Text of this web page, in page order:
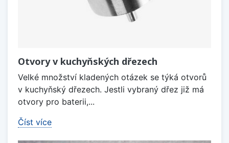
Otvory v kuchyňských dřezech
Velké množství kladených otázek se týká otvorů
v kuchyňský dřezech. Jestli vybraný dřez již má
otvory pro baterii,...
Číst více